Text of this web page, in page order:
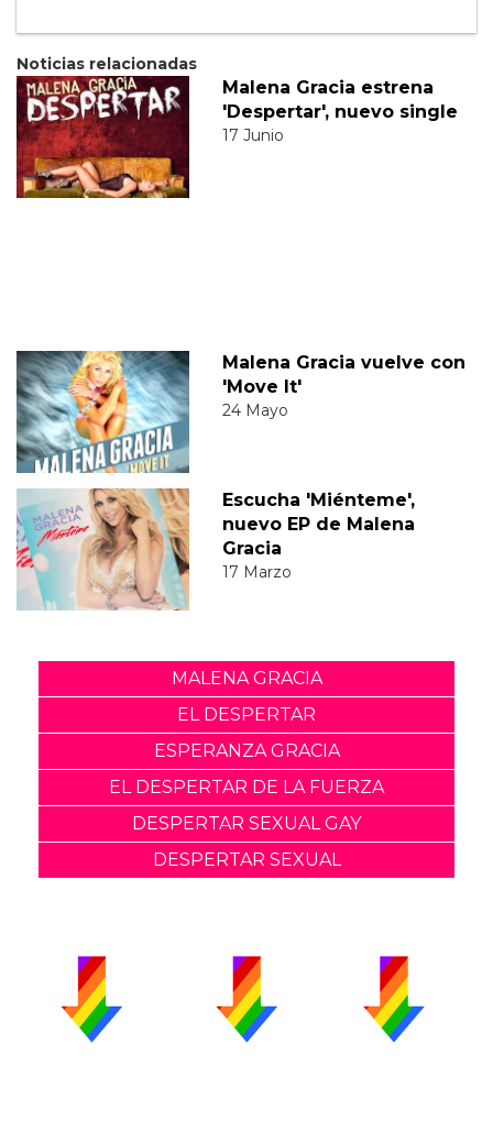
Noticias relacionadas
Malena Gracia estrena
'Despertar', nuevo single
17 Junio
Malena Gracia vuelve con
'Move It'
24 Mayo
Escucha 'Miénteme',
nuevo EP de Malena
Gracia
17 Marzo
MALENA GRACIA
EL DESPERTAR
ESPERANZA GRACIA
EL DESPERTAR DE LA FUERZA
DESPERTAR SEXUAL GAY
DESPERTAR SEXUAL